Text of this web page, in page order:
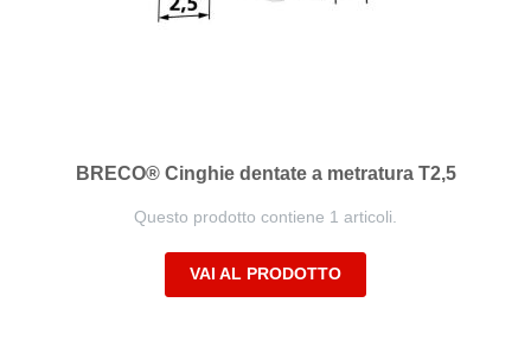
BRECO® Cinghie dentate a metratura T2,5
Questo prodotto contiene 1 articoli.
VAI AL PRODOTTO